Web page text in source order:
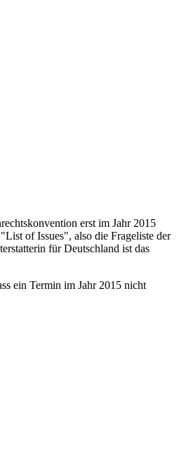
erst im Jahr 2015
of Issues", also die Frageliste der
für Deutschland ist das
ein Termin im Jahr 2015 nicht